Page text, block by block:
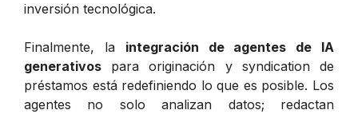
inversión tecnológica.
Finalmente, la integración de agentes de IA
generativos para originación y syndication de
préstamos está redefiniendo lo que es posible. Los
agentes no solo analizan datos; redactan